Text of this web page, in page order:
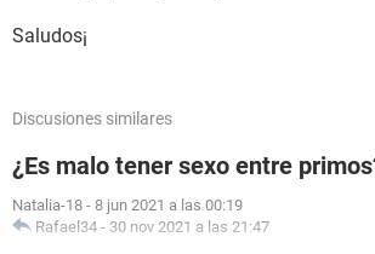
Saludos¡
Discusiones similares
¿Es malo tener sexo entre
Natalia-18 - 8 jun 2021 a las 00:19
Rafael34 - 30 nov 2021 a las 21:47